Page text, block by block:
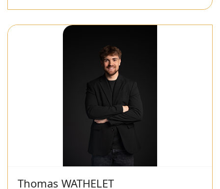
Thomas WATHELET